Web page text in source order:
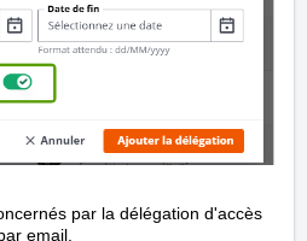
par la délégation d'accès
email.